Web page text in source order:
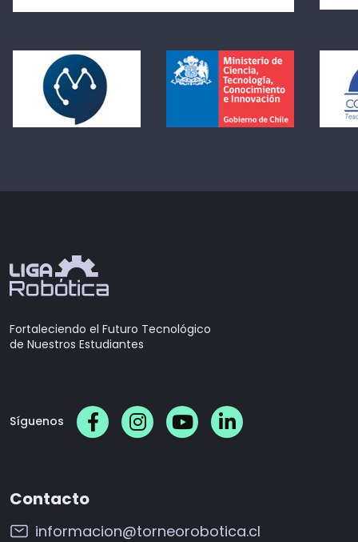
Fortaleciendo el Futuro Tecnológico
de Nuestros Estudiantes
Síguenos
Contacto
informacion@torneorobotica.cl